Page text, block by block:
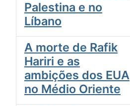
Palestina e no
Líbano
A morte de Rafik
Hariri e as
ambições dos EUA
no Médio Oriente